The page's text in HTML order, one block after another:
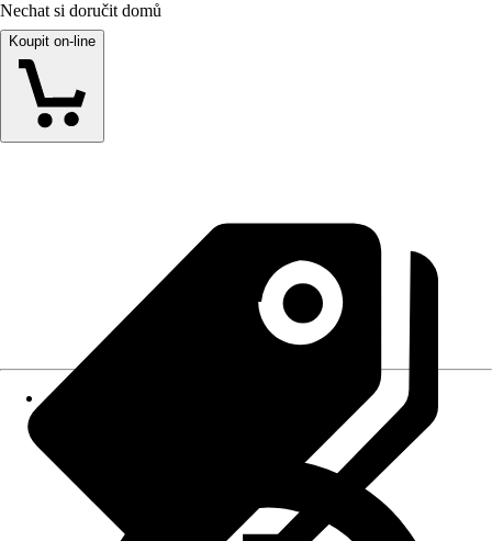
Nechat si doručit domů
Koupit on-line